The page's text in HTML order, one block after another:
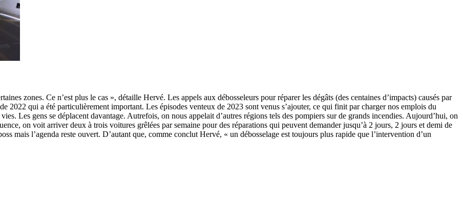
zones. Ce n’est plus le cas », détaille Hervé. Les appels aux débosseleurs pour réparer les dégâts (des centaines d’impacts) causés par
2022 qui a été particulièrement important. Les épisodes venteux de 2023 sont venus s’ajouter, ce qui finit par charger nos emplois du
Les gens se déplacent davantage. Autrefois, on nous appelait d’autres régions tels des pompiers sur de grands incendies. Aujourd’hui, on
on voit arriver deux à trois voitures grêlées par semaine pour des réparations qui peuvent demander jusqu’à 2 jours, 2 jours et demi de
mais l’agenda reste ouvert. D’autant que, comme conclut Hervé, « un débosselage est toujours plus rapide que l’intervention d’un